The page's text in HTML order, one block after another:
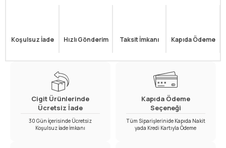
Koşulsuz İade Hızlı Gönderim Taksit İmkanı Kapıda Ödeme
Cigit Ürünlerinde
Ücretsiz İade
30 Gün İçerisinde Ücretsiz
Koşulsuz İade İmkanı
Kapıda Ödeme
Seçeneği
Tüm Siparişlerinide Kapıda Nakit
yada Kredi Kartıyla Ödeme